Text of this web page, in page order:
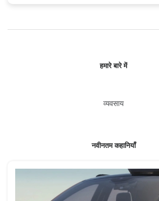
हमारे बारे में
व्यवसाय
नवीनतम कहानियाँ